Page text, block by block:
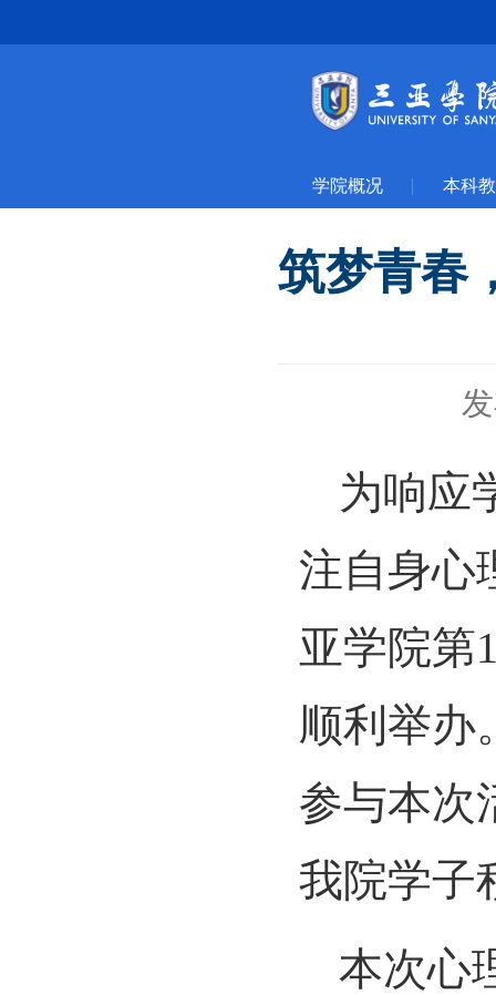
学院概况 本科
筑梦青春
为响应
注自身心
亚学院第
顺利举办
参与本次
我院学子
本次心